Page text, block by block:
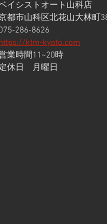
イシストオート山科店
都市山科区北花山大林町
286-8626
ktm-kyoto.com
業時間11~20時
休日　月曜日